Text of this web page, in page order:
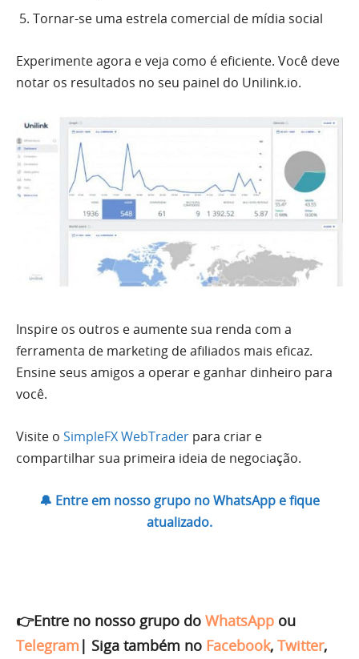
Tornar-se uma estrela comercial de mídia social
Experimente agora e veja como é eficiente. Você deve
notar os resultados no seu painel do Unilink.io.
Inspire os outros e aumente sua renda com a
ferramenta de marketing de afiliados mais eficaz.
Ensine seus amigos a operar e ganhar dinheiro para
você.
Visite o SimpleFX WebTrader para criar e
compartilhar sua primeira ideia de negociação.
🔔 Entre em nosso grupo no WhatsApp e fique
atualizado.
👉Entre no nosso grupo do WhatsApp ou
Telegram | Siga também no Facebook, Twitter,